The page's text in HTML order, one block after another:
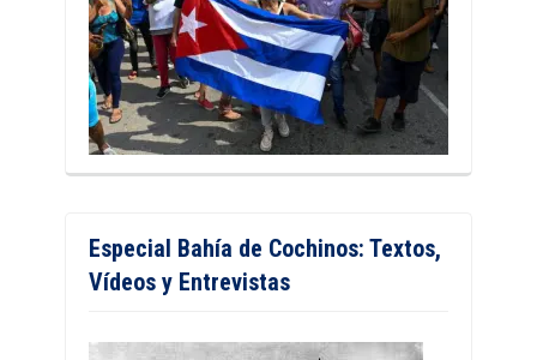
Especial Bahía de Cochinos: Textos,
Vídeos y Entrevistas